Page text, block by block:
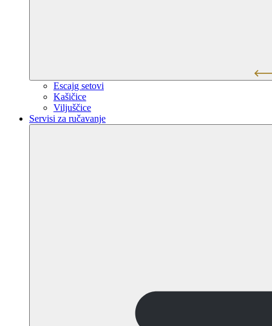
Escajg setovi
Kašičice
Viljuščice
Servisi za ručavanje